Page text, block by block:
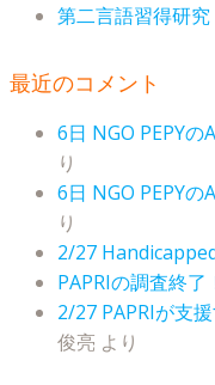
第二言語習得研
最近のコメント
6日 NGO PEPY
り
6日 NGO PEPY
り
2/27
PAPRIの調査終了
2/27 PAPRIが支
俊亮 より